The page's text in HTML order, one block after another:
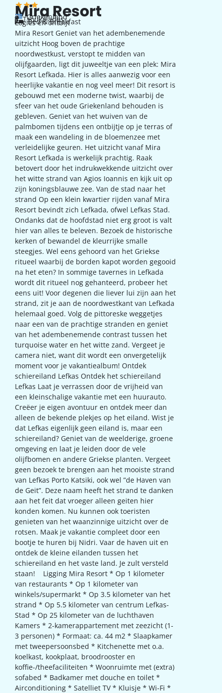
Mira Resort
Griekenland
Tsoukalades
Bed & Breakfast
Logies en ontbijt
Mira Resort Geniet van het adembenemende
uitzicht Hoog boven de prachtige
noordwestkust, verstopt te midden van
olijfgaarden, ligt dit juweeltje van een plek: Mira
Resort Lefkada. Hier is alles aanwezig voor een
heerlijke vakantie en nog veel meer! Dit resort is
gebouwd met een moderne twist, waarbij de
sfeer van het oude Griekenland behouden is
gebleven. Geniet van het wuiven van de
palmbomen tijdens een ontbijtje op je terras of
maak een wandeling in de bloemenzee met
verleidelijke geuren. Het uitzicht vanaf Mira
Resort Lefkada is werkelijk prachtig. Raak
betovert door het indrukwekkende uitzicht over
het witte strand van Agios Ioannis en kijk uit op
zijn koningsblauwe zee. Van de stad naar het
strand Op een klein kwartier rijden vanaf Mira
Resort bevindt zich Lefkada, ofwel Lefkas Stad.
Ondanks dat de hoofdstad niet erg groot is valt
hier van alles te beleven. Bezoek de historische
kerken of bewandel de kleurrijke smalle
steegjes. Wel eens gehoord van het Griekse
ritueel waarbij de borden kapot worden gegooid
na het eten? In sommige tavernes in Lefkada
wordt dit ritueel nog gehanteerd, probeer het
eens uit! Voor degenen die liever lui zijn aan het
strand, zit je aan de noordwestkant van Lefkada
helemaal goed. Volg de pittoreske weggetjes
naar een van de prachtige stranden en geniet
van het adembenemende contrast tussen het
turquoise water en het witte zand. Vergeet je
camera niet, want dit wordt een onvergetelijk
moment voor je vakantiealbum! Ontdek
schiereiland Lefkas Ontdek het schiereiland
Lefkas Laat je verrassen door de vrijheid van
een kleinschalige vakantie met een huurauto.
Creëer je eigen avontuur en ontdek meer dan
alleen de bekende plekjes op het eiland. Wist je
dat Lefkas eigenlijk geen eiland is, maar een
schiereiland? Geniet van de weelderige, groene
omgeving en laat je leiden door de vele
olijfbomen en andere Griekse planten. Vergeet
geen bezoek te brengen aan het mooiste strand
van Lefkas Porto Katsiki, ook wel ”de Haven van
de Geit”. Deze naam heeft het strand te danken
aan het feit dat vroeger alleen geiten hier
konden komen. Nu kunnen ook toeristen
genieten van het waanzinnige uitzicht over de
rotsen. Maak je vakantie compleet door een
bootje te huren bij Nidri. Vaar de haven uit en
ontdek de kleine eilanden tussen het
schiereiland en het vaste land. Je zult versteld
staan! Ligging Mira Resort * Op 1 kilometer
van restaurants * Op 1 kilometer van
winkels/supermarkt * Op 3.5 kilometer van het
strand * Op 5.5 kilometer van centrum Lefkas-
Stad * Op 25 kilometer van de luchthaven
Kamers * 2-kamerappartement met zeezicht (1-
3 personen) * Formaat: ca. 44 m2 * Slaapkamer
met tweepersoonsbed * Kitchenette met o.a.
koelkast, kookplaat, broodrooster en
koffie-/theefaciliteiten * Woonruimte met (extra)
sofabed * Badkamer met douche en toilet *
Airconditioning * Satelliet TV * Kluisje * Wi-Fi *